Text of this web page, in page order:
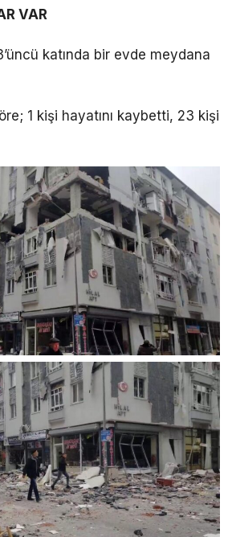
Telegram
VAR
katında bir evde meydana
1 kişi hayatını kaybetti, 23 kişi